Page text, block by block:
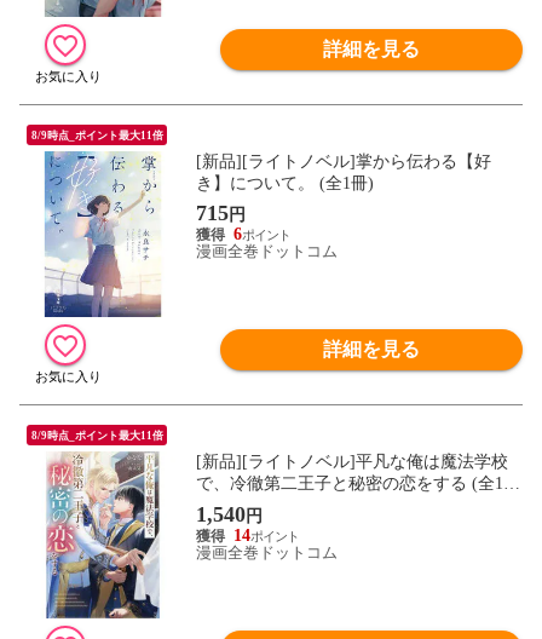
詳細を見る
8/9時点_ポイント最大11倍
[新品][ライトノベル]掌から伝わる【好
き】について。 (全1冊)
715円
6
漫画全巻ドットコム
詳細を見る
8/9時点_ポイント最大11倍
[新品][ライトノベル]平凡な俺は魔法学校
で、冷徹第二王子と秘密の恋をする (全1
冊)
1,540円
14
漫画全巻ドットコム